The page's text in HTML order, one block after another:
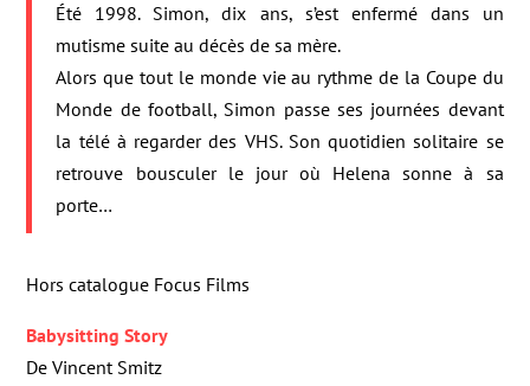
Été 1998. Simon, dix ans, s’est enfermé dans un
mutisme suite au décès de sa mère.
Alors que tout le monde vie au rythme de la Coupe du
Monde de football, Simon passe ses journées devant
la télé à regarder des VHS. Son quotidien solitaire se
retrouve bousculer le jour où Helena sonne à sa
porte…
Hors catalogue Focus Films
Babysitting Story
De Vincent Smitz